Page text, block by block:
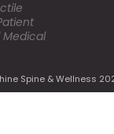
Medical
Spine & Wellness